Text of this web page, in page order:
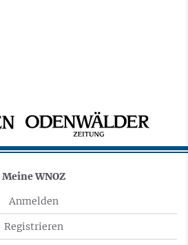
Meine WNOZ
Anmelden
Registrieren